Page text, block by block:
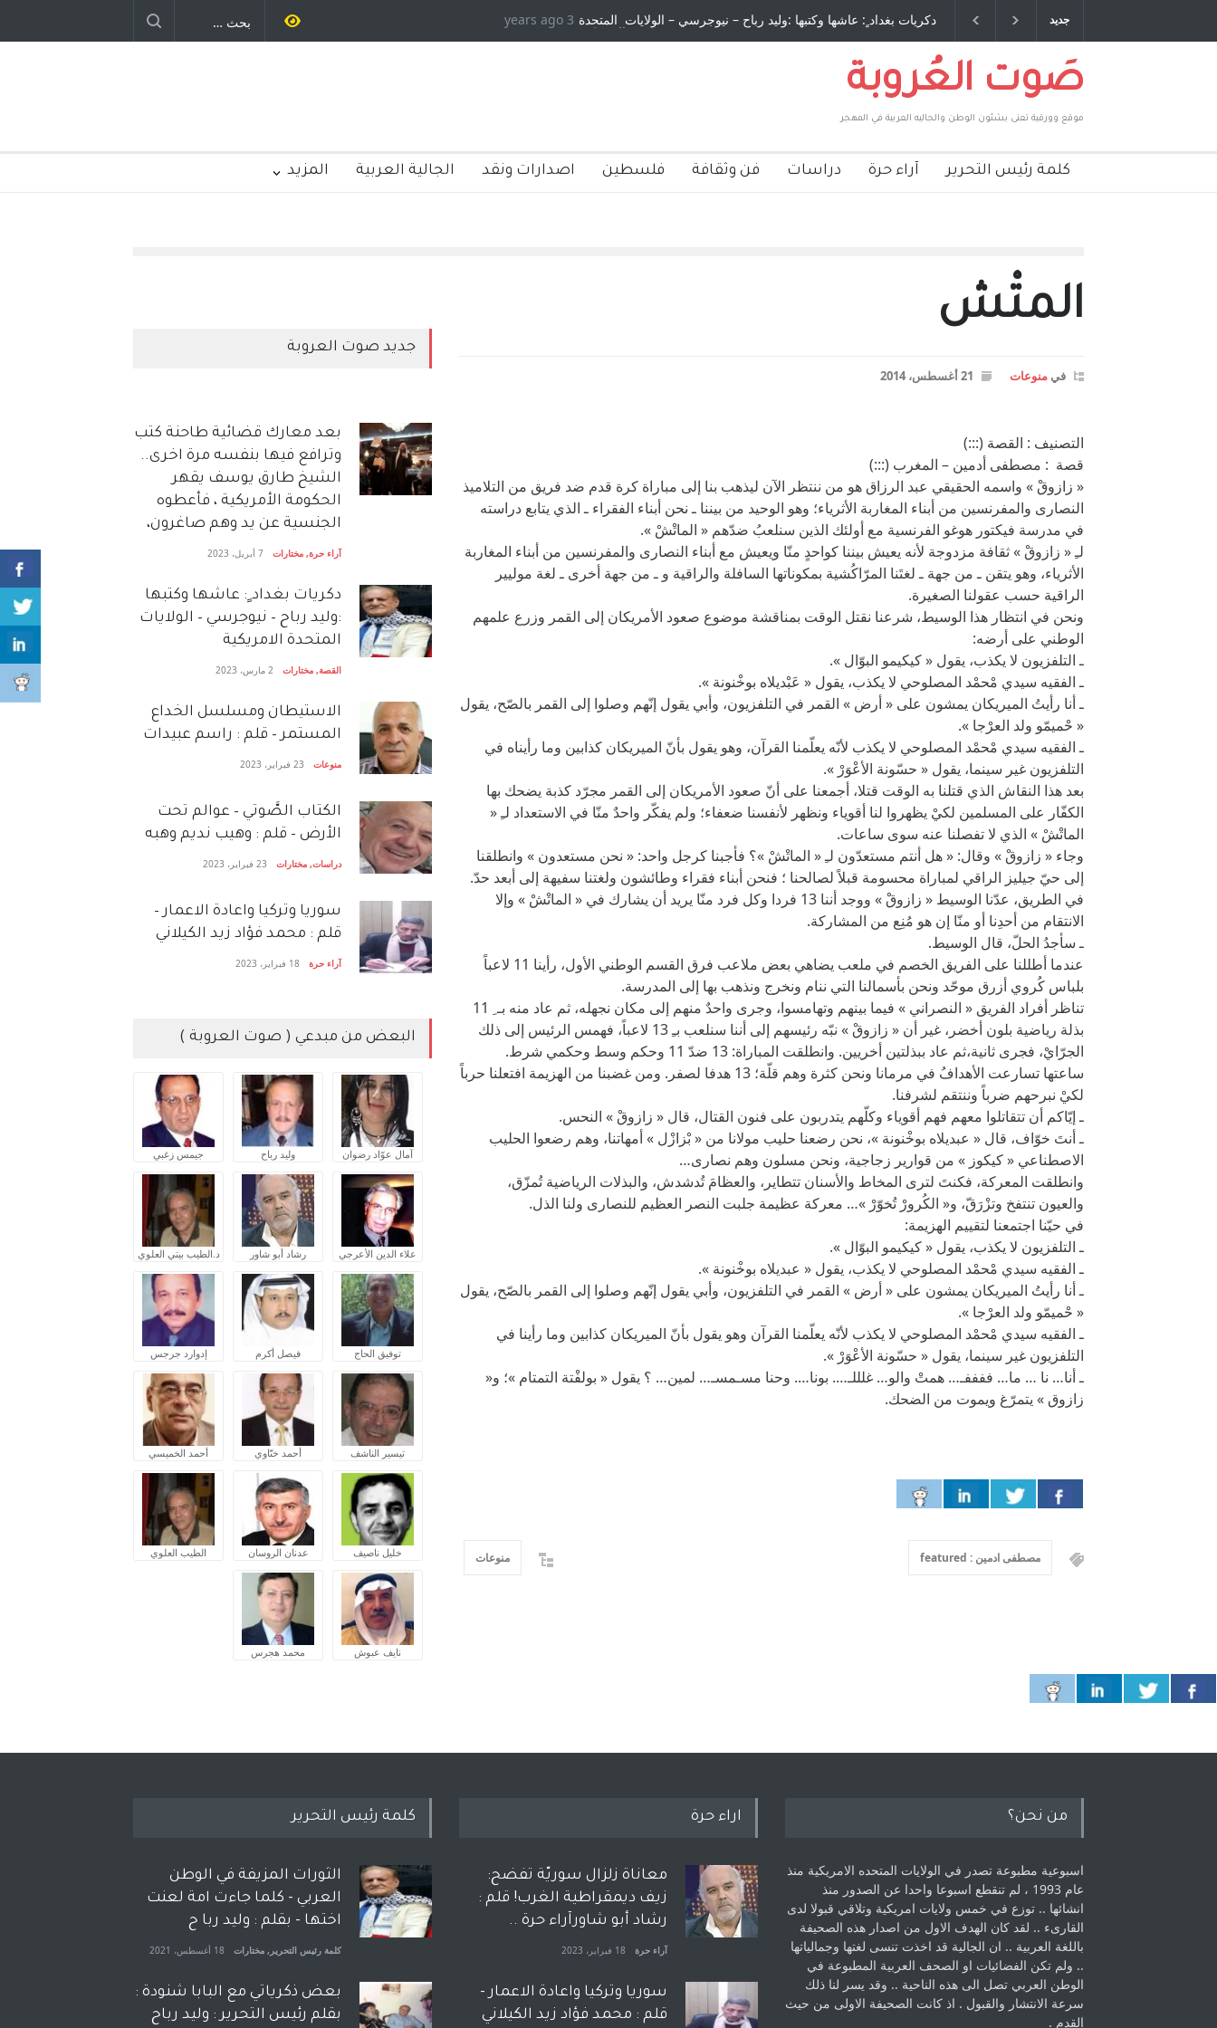
جديد دكريات بغداد ٍ: عاشها وكتبها :وليد رباح – نيوجرسي – الولايات المتحدة
الامريكية
طاحنة كتب وترافع فيها بنفسه مرة اخرى.. الشيخ
صاغرون،
3 years ago
صَوت العُروبة
موقع وورقية تعنى بشئون الوطن والجاليه العربية في المهجر
كلمة رئيس التحرير آراء حرة دراسات فن وثقافة فلسطين اصدارات ونقد الجالية العربية المزيد
المتْش
في منوعات 21 أغسطس، 2014
التصنيف : القصة (:::)
قصة : مصطفى أدمين – المغرب (:::)
« زازوقْ » واسمه الحقيقي عبد الرزاق هو من ننتظر الآن ليذهب بنا إلى مباراة كرة قدم ضد فريق من التلاميذ
النصارى والمفرنسين من أبناء المغاربة الأثرياء؛ وهو الوحيد من بيننا ـ نحن أبناء الفقراء ـ الذي يتابع دراسته
في مدرسة فيكتور هوغو الفرنسية مع أولئك الذين سنلعبُ ضدّهم « الماتْشْ ».
لـِ « زازوقْ » ثقافة مزدوجة لأنه يعيش بيننا كواحدٍ منّا ويعيش مع أبناء النصارى والمفرنسين من أبناء المغاربة
الأثرياء، وهو يتقن ـ من جهة ـ لغتَنا المرّاكُشية بمكوناتها السافلة والراقية و ـ من جهة أخرى ـ لغة موليير
الراقية حسب عقولنا الصغيرة.
ونحن في انتظار هذا الوسيط، شرعنا نقتل الوقت بمناقشة موضوع صعود الأمريكان إلى القمر وزرع علمهم
الوطني على أرضه:
ـ التلفزيون لا يكذب، يقول « كيكيمو البوّال ».
ـ الفقيه سيدي مْحمْد المصلوحي لا يكذب، يقول « عَبْديلاه بوخْنونة ».
ـ أنا رأيتُ الميريكان يمشون على « أرض » القمر في التلفزيون، وأبي يقول إنّهم وصلوا إلى القمر بالصّح، يقول
« حْميمّو ولد العرْجا ».
ـ الفقيه سيدي مْحمْد المصلوحي لا يكذب لأنّه يعلّمنا القرآن، وهو يقول بأنّ الميريكان كذابين وما رأيناه في
التلفزيون غير سينما، يقول « حسّونة الأعْوَرْ ».
بعد هذا النقاش الذي قتلنا به الوقت قتلا، أجمعنا على أنّ صعود الأمريكان إلى القمر مجرّد كذبة يضحك بها
الكفّار على المسلمين لكيْ يظهروا لنا أقوياء ونظهر لأنفسنا ضعفاء؛ ولم يفكّر واحدٌ منّا في الاستعداد لـِ «
الماتْشْ » الذي لا تفصلنا عنه سوى ساعات.
وجاء « زازوقْ » وقال: « هل أنتم مستعدّون لـِ « الماتْشْ »؟ فأجبنا كرجل واحد: « نحن مستعدون » وانطلقنا
إلى حيّ جيليز الراقي لمباراة محسومة قبلاً لصالحنا ؛ فنحن أبناء فقراء وطائشون ولغتنا سفيهة إلى أبعد حدّ.
في الطريق، عدّنا الوسيط « زازوقْ » ووجد أننا 13 فردا وكل فرد منّا يريد أن يشارك في « الماتْشْ » وإلا
الانتقام من أحدِنا أو منّا إن هو مُنِع من المشاركة.
ـ سأجدُ الحلّ، قال الوسيط.
عندما أطللنا على الفريق الخصم في ملعب يضاهي بعض ملاعب فرق القسم الوطني الأول، رأينا 11 لاعباً
بلباس كُروي أزرق موحّد ونحن بأسمالنا التي ننام ونخرج ونذهب بها إلى المدرسة.
تناظر أفراد الفريق « النصراني » فيما بينهم وتهامسوا، وجرى واحدٌ منهم إلى مكان نجهله، ثم عاد منه بـ ِ 11
بذلة رياضية بلون أخضر، غير أن « زازوقْ » نبّه رئيسهم إلى أننا سنلعب بـِ 13 لاعباً، فهمس الرئيس إلى ذلك
الجرّايْ، فجرى ثانية،ثم عاد ببذلتين أخريين. وانطلقت المباراة: 13 ضدّ 11 وحكم وسط وحكمي شرط.
ساعتها تسارعت الأهدافُ في مرمانا ونحن كثرة وهم قلّة؛ 13 هدفا لصفر. ومن غضبنا من الهزيمة افتعلنا حرباً
لكيْ نبرحهم ضرباً وننتقم لشرفنا.
ـ إيّاكم أن تتقاتلوا معهم فهم أقوياء وكلّهم يتدربون على فنون القتال، قال « زازوقْ » النحس.
ـ أنتَ خوّاف، قال « عبديلاه بوخْنونة »، نحن رضعنا حليب مولانا من « بْزازْل » أمهاتنا، وهم رضعوا الحليب
الاصطناعي « كيكوز » من قوارير زجاجية، ونحن مسلون وهم نصارى…
وانطلقت المعركة، فكنتَ لترى المخاط والأسنان تتطاير، والعظامَ تُدشدش، والبذلات الرياضية تُمزّق،
والعيون تنتفخ وتزْرَقّ، و« الكُرورْ تُخوّرْ »… معركة عظيمة جلبت النصر العظيم للنصارى ولنا الذل.
في حيّنا اجتمعنا لتقييم الهزيمة:
ـ التلفزيون لا يكذب، يقول « كيكيمو البوّال ».
ـ الفقيه سيدي مْحمْد المصلوحي لا يكذب، يقول « عبديلاه بوخْنونة ».
ـ أنا رأيتُ الميريكان يمشون على « أرض » القمر في التلفزيون، وأبي يقول إنّهم وصلوا إلى القمر بالصّح، يقول
« حْميمّو ولد العرْجا ».
ـ الفقيه سيدي مْحمْد المصلوحي لا يكذب لأنّه يعلّمنا القرآن وهو يقول بأنّ الميريكان كذابين وما رأينا في
التلفزيون غير سينما، يقول « حسّونة الأعْوَرْ ».
ـ أنا… نا … ما… ففففـ… همتْ والو… غلللـ…. بونا…. وحنا مسـمسـ… لمين… ؟ يقول « بولفْتة التمتام »؛ و«
زازوق » يتمرّغ ويموت من الضحك.
مصطفى ادمين : featured منوعات
جديد صوت العروبة
بعد معارك قضائية طاحنة كتب
وترافع فيها بنفسه مرة اخرى..
الشيخ طارق يوسف يقهر
الحكومة الأمريكية ، فأعطوه
الجنسية عن يد وهم صاغرون،
آراء حرة, مختارات 7 أبريل، 2023
دكريات بغداد ٍ: عاشها وكتبها
:وليد رباح – نيوجرسي – الولايات
المتحدة الامريكية
القصة, مختارات 2 مارس، 2023
الاستيطان ومسلسل الخداع
المستمر – قلم : راسم عبيدات
منوعات 23 فبراير، 2023
الكتاب الصَّوتي – عوالم تحت
الأرض – قلم : وهيب نديم وهبه
دراسات, مختارات 23 فبراير، 2023
سوريا وتركيا واعادة الاعمار –
قلم : محمد فؤاد زيد الكيلاني
آراء حرة 18 فبراير، 2023
البعض من مبدعي ( صوت العروبة )
آمال عوّاد رضوان وليد رباح جيمس زغبي
علاء الدين الأعرجي رشاد أبو شاور د.الطيب بيتي العلوي
توفيق الحاج فيصل أكرم إدوارد جرجس
تيسير الناشف أحمد ختّاوي أحمد الخميسي
خليل ناصيف عدنان الروسان الطيب العلوي
نايف عبوش محمد هجرس
من نحن؟
اسبوعية مطبوعة تصدر في الولايات المتحده الامريكية منذ
عام 1993 ، لم ‏تنقطع اسبوعا واحدا عن الصدور منذ
انشائها .. توزع في خمس ولايات امريكية ‏وتلاقي قبولا لدى
القارىء ..‏ لقد كان الهدف الاول من اصدار هذه الصحيفة
باللغة العربية .. ان الجالية قد اخذت ‏تنسى لغتها وجمالياتها
.. ولم تكن الفضائيات او الصحف العربية المطبوعة في
الوطن ‏العربي تصل الى هذه الناحية .. وقد يسر لنا ذلك
سرعة الانتشار والقبول . اذ كانت ‏الصحيفة الاولى من حيث
القدم . ‏
اراء حرة
معاناة زلزال سوريّة تفضح:
زيف ديمقراطية الغرب! قلم :
رشاد أبو شاورآراء حرة ..
آراء حرة 18 فبراير، 2023
سوريا وتركيا واعادة الاعمار -
قلم : محمد فؤاد زيد الكيلاني
كلمة رئيس التحرير
الثورات المزيفة في الوطن
العربي - كلما جاءت امة لعنت
اختها - بقلم : وليد ربا ح
كلمة رئيس التحرير , مختارات 18 أغسطس، 2021
بعض ذكرياتي مع البابا شنودة :
بقلم رئيس التحرير : وليد رباح